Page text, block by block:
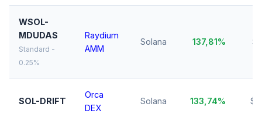
WSOL-
MDUDAS
Standard -
0.25%
Raydium
AMM
Solana 137,81%
SOL-DRIFT
Orca
DEX
Solana 133,74%